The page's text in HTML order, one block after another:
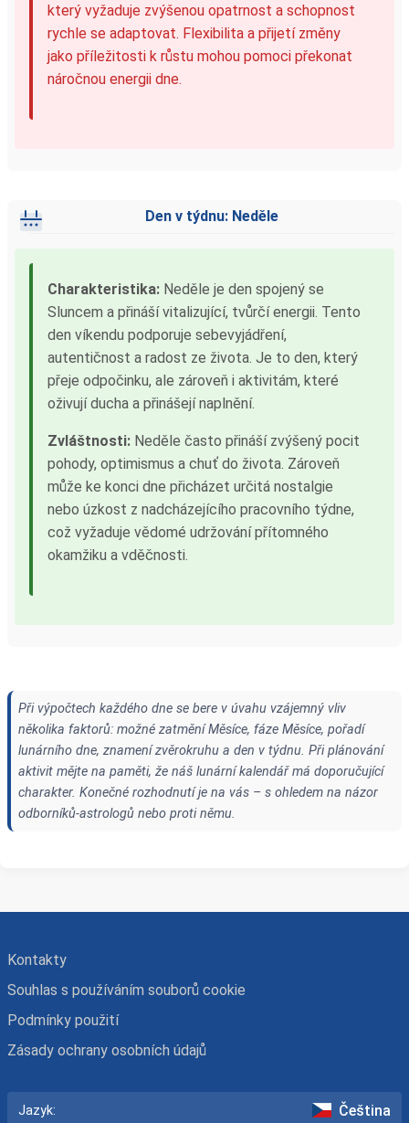
který vyžaduje zvýšenou opatrnost a schopnost
rychle se adaptovat. Flexibilita a přijetí změny
jako příležitosti k růstu mohou pomoci překonat
náročnou energii dne.
Den v týdnu: Neděle
Charakteristika: Neděle je den spojený se
Sluncem a přináší vitalizující, tvůrčí energii. Tento
den víkendu podporuje sebevyjádření,
autentičnost a radost ze života. Je to den, který
přeje odpočinku, ale zároveň i aktivitám, které
oživují ducha a přinášejí naplnění.
Zvláštnosti: Neděle často přináší zvýšený pocit
pohody, optimismus a chuť do života. Zároveň
může ke konci dne přicházet určitá nostalgie
nebo úzkost z nadcházejícího pracovního týdne,
což vyžaduje vědomé udržování přítomného
okamžiku a vděčnosti.
Při výpočtech každého dne se bere v úvahu vzájemný vliv
několika faktorů: možné zatmění Měsíce, fáze Měsíce, pořadí
lunárního dne, znamení zvěrokruhu a den v týdnu. Při plánování
aktivit mějte na paměti, že náš lunární kalendář má doporučující
charakter. Konečné rozhodnutí je na vás – s ohledem na názor
odborníků-astrologů nebo proti němu.
Kontakty
Souhlas s používáním souborů cookie
Podmínky použití
Zásady ochrany osobních údajů
Jazyk: Čeština